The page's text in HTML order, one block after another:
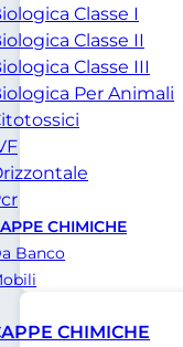
Classe I
Classe II
Classe III
Per Animali
CHIMICHE
Banco
CHIMICHE